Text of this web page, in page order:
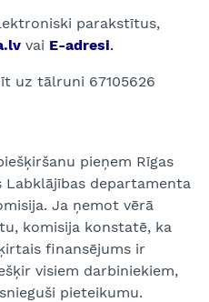
parakstītus,
vai E-adresi.
uz tālruni 67105626
pieņem Rīgas
Labklājības departamenta
Ja ņemot vērā
komisija konstatē, ka
finansējums ir
visiem darbiniekiem,
pieteikumu.